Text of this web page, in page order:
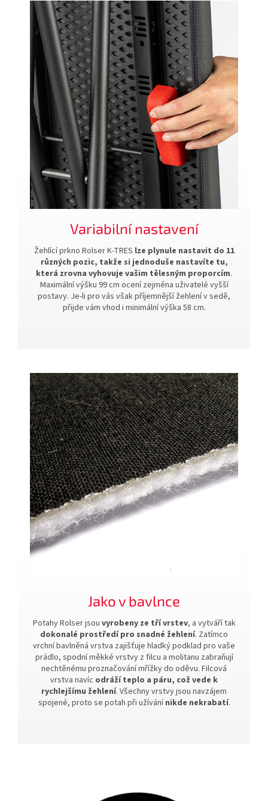
Variabilní nastavení
Žehlící prkno Rolser K-TRES lze plynule nastavit do 11
různých pozic, takže si jednoduše nastavíte tu,
která zrovna vyhovuje vašim tělesným proporcím.
Maximální výšku 99 cm ocení zejména uživatelé vyšší
postavy. Je-li pro vás však příjemnější žehlení v sedě,
přijde vám vhod i minimální výška 58 cm.
Jako v bavlnce
Potahy Rolser jsou vyrobeny ze tří vrstev, a vytváří tak
dokonalé prostředí pro snadné žehlení. Zatímco
vrchní bavlněná vrstva zajišťuje hladký podklad pro vaše
prádlo, spodní měkké vrstvy z filcu a molitanu zabraňují
nechtěnému proznačování mřížky do oděvu. Filcová
vrstva navíc odráží teplo a páru, což vede k
rychlejšímu žehlení. Všechny vrstvy jsou navzájem
spojené, proto se potah při užívánínikde nekrabatí.